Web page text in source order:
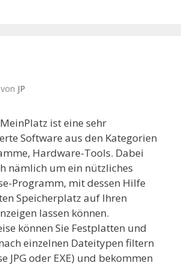
von JP
ist eine sehr
Software aus den Kategorien
Hardware-Tools. Dabei
nämlich um ein nützliches
Programm, mit dessen Hilfe
Speicherplatz auf Ihren
lassen können.
können Sie Festplatten und
einzelnen Dateitypen filtern
JPG oder EXE) und bekommen